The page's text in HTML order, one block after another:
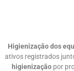
Higienização dos
ativos registrados
higienização por